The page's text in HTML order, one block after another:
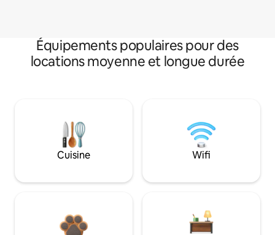
Équipements populaires pour des
locations moyenne et longue durée
Cuisine Wifi